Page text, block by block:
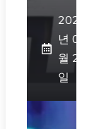
2026
년 07
월 29
일